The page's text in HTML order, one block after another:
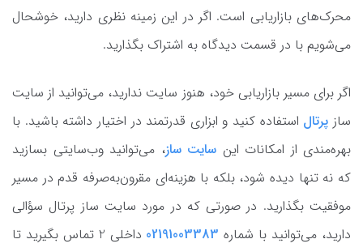
محرک‌های بازاریابی است. اگر در این زمینه نظری دارید، خوشحال
می‌شویم با در قسمت دیدگاه به اشتراک بگذارید.
اگر برای مسیر بازاریابی خود، هنوز سایت ندارید، می‌توانید از سایت
ساز پرتال استفاده کنید و ابزاری قدرتمند در اختیار داشته باشید. با
بهره‌مندی از امکانات این سایت ساز، می‌توانید وب‌سایتی بسازید
که نه تنها دیده شود، بلکه با هزینه‌ای مقرون‌به‌صرفه قدم در مسیر
موفقیت بگذارید. در صورتی که در مورد سایت ساز پرتال سؤالی
دارید، می‌توانید با شماره 02191003383
داخلی 2 تماس بگیرید تا